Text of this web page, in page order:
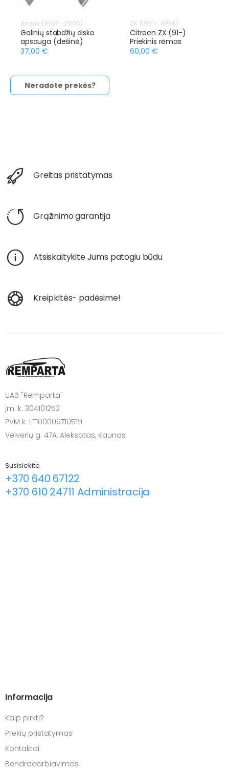
Xsara (1997- 2005)
Galinių stabdžių disko
apsauga (dešinė)
37,00 €
ZX (1991- 1998)
Citroen ZX (91-)
Priekinis rėmas
60,00 €
Neradote prekės?
Greitas pristatymas
Grąžinimo garantija
Atsiskaitykite Jums patogiu būdu
Kreipkitės- padėsime!
UAB "Remparta"
Įm. k. 304101252
PVM k. LT100009710519
Veiverių g. 47A, Aleksotas, Kaunas
Susisiekite
+370 640 67122
+370 610 24711 Administracija
Informacija
Kaip pirkti?
Prekių pristatymas
Kontaktai
Bendradarbiavimas